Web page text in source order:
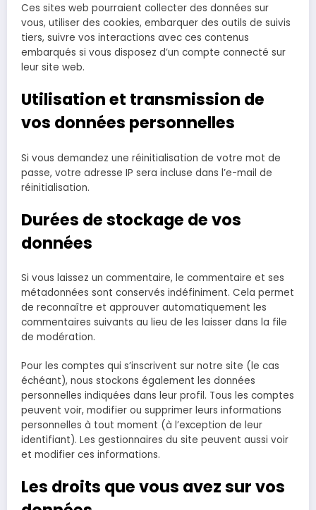
Ces sites web pourraient collecter des données sur
vous, utiliser des cookies, embarquer des outils de suivis
tiers, suivre vos interactions avec ces contenus
embarqués si vous disposez d’un compte connecté sur
leur site web.
Utilisation et transmission de
vos données personnelles
Si vous demandez une réinitialisation de votre mot de
passe, votre adresse IP sera incluse dans l’e-mail de
réinitialisation.
Durées de stockage de vos
données
Si vous laissez un commentaire, le commentaire et ses
métadonnées sont conservés indéfiniment. Cela permet
de reconnaître et approuver automatiquement les
commentaires suivants au lieu de les laisser dans la file
de modération.
Pour les comptes qui s’inscrivent sur notre site (le cas
échéant), nous stockons également les données
personnelles indiquées dans leur profil. Tous les comptes
peuvent voir, modifier ou supprimer leurs informations
personnelles à tout moment (à l’exception de leur
identifiant). Les gestionnaires du site peuvent aussi voir
et modifier ces informations.
Les droits que vous avez sur vos